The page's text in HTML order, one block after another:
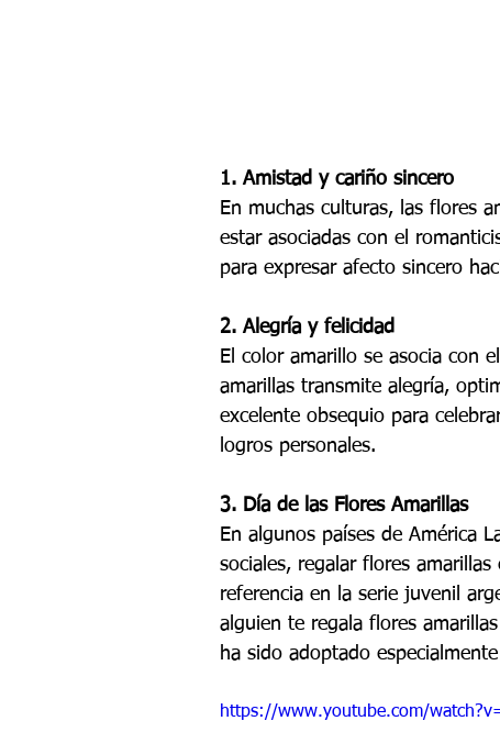
1. Amistad y cariño sincero
En muchas culturas, las flores
estar asociadas con el
para expresar afecto sincero
2. Alegría y felicidad
El color amarillo se asocia con
amarillas transmite alegría,
excelente obsequio para
logros personales.
3. Día de las Flores Amarillas
En algunos países de América
sociales, regalar flores amarillas
referencia en la serie juvenil
alguien te regala flores
ha sido adoptado
https://www.youtube.com/